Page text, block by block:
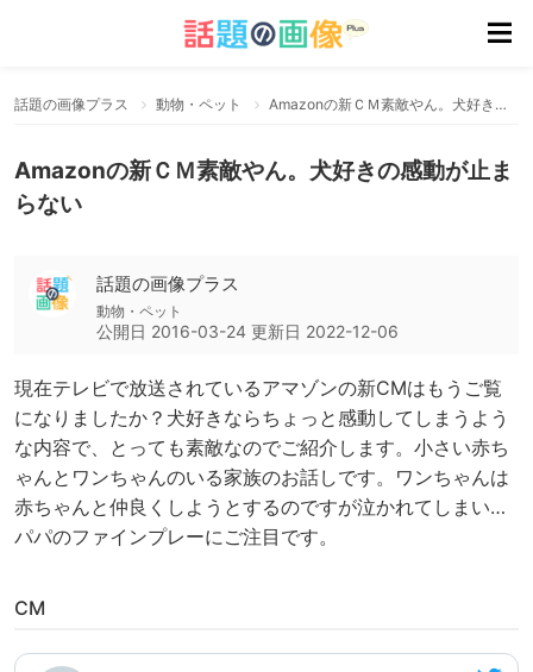
話題の画像プラス 動物・ペット Amazonの新ＣＭ素敵やん。犬好きの感動が止まらない
Amazonの新ＣＭ素敵やん。犬好きの感動が止ま
らない
話題の画像プラス
動物・ペット
公開日 2016-03-24 更新日 2022-12-06
現在テレビで放送されているアマゾンの新CMはもうご覧
になりましたか？犬好きならちょっと感動してしまうよう
な内容で、とっても素敵なのでご紹介します。小さい赤ち
ゃんとワンちゃんのいる家族のお話しです。ワンちゃんは
赤ちゃんと仲良くしようとするのですが泣かれてしまい…
パパのファインプレーにご注目です。
CM